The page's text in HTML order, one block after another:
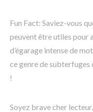
Fun Fact: Saviez-vous
peuvent être utiles pour
d’égarage intense de
ce genre de
!
Soyez brave cher